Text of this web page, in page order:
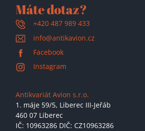
Máte dotaz?
+420 487 989 433
info@antikavion.cz
Facebook
Instagram
Antikvariát Avion s.r.o.
1. máje 59/5, Liberec III-Jeřáb
460 07 Liberec
IČ: 10963286 DIČ: CZ10963286